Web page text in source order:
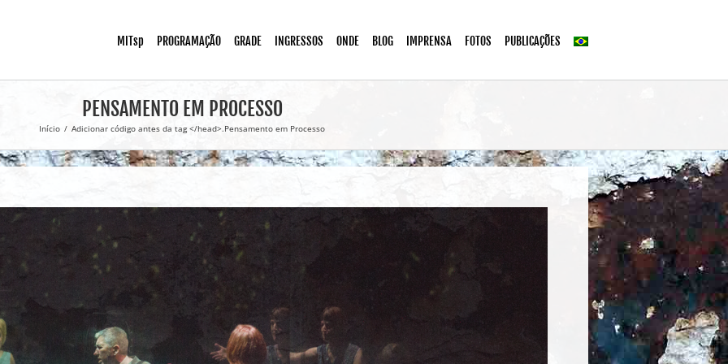
MITsp PROGRAMAÇÃO GRADE INGRESSOS ONDE BLOG IMPRENSA FOTOS PUBLICAÇÕES
PENSAMENTO EM PROCESSO
Início / Adicionar código antes da tag </head>.Pensamento em Processo